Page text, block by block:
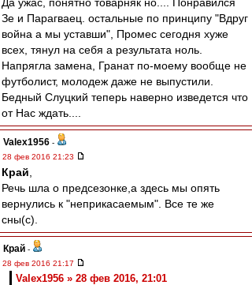
Зе и Парагваец. остальные по принципу "Вдруг
война а мы уставши", Промес сегодня хуже
всех, тянул на себя а результата ноль.
Напрягла замена, Гранат по-моему вообще не
футболист, молодеж даже не выпустили.
Бедный Слуцкий теперь наверно изведется что
от Нас ждать....
Valex1956 -
28 фев 2016 21:23
Край
Речь шла о предсезонке,а здесь мы опять
вернулись к "неприкасаемым". Все те же
сны(с).
Край -
28 фев 2016 21:17
Valex1956 » 28 фев 2016, 21:01